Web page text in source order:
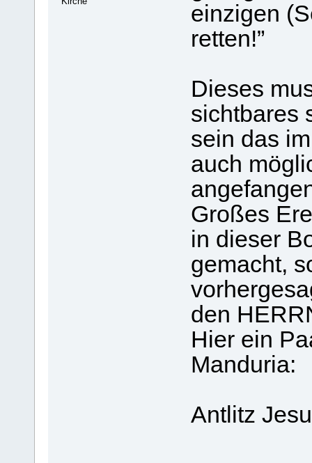
einzigen
retten!”
Dieses
sichtbares
sein das
auch
Großes
in dieser
gemacht,
den
Hier ein
Manduria:
Antlitz Jesu